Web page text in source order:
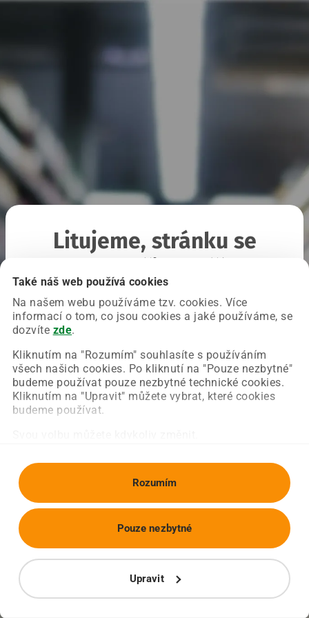
Také náš web používá cookies
Na našem webu používáme tzv. cookies. Více
informací o tom, co jsou cookies a jaké používáme, se
dozvíte zde.
Kliknutím na "Rozumím" souhlasíte s používáním
všech našich cookies. Po kliknutí na "Pouze nezbytné"
budeme používat pouze nezbytné technické cookies.
Kliknutím na "Upravit" můžete vybrat, které cookies
budeme používat.
Rozumím
Upravit
Pouze nezbytné
Litujeme, stránku se
Chyba nastala na naší straně a už ji opravujeme.
Zkuste prosím znovu načíst požadovanou stránku.
Obnovit stránku Úvodní strana